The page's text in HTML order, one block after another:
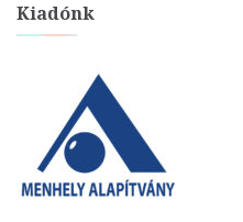
Kiadónk